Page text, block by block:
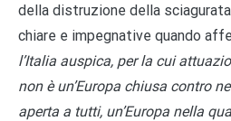
della distruzione della
chiare e impegnative quando
l’Italia auspica, per la cui
non è un’Europa chiusa contro
aperta a tutti, un’Europa nella